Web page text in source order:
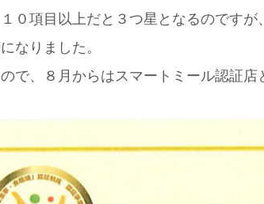
０項目以上だと３つ星となるのですが
なりました。
で、８月からはスマートミール認証店